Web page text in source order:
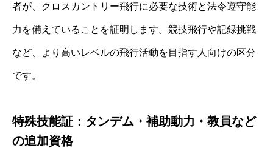
者が、クロスカントリー飛行に必要な技術と法令遵守能
力を備えていることを証明します。競技飛行や記録挑戦
など、より高いレベルの飛行活動を目指す人向けの区分
です。
特殊技能証：タンデム・補助動力・教員など
の追加資格